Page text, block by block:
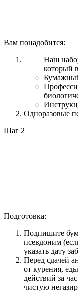
Вам понадобится:
Наш
который
Одноразовые
Шаг 2
Подготовка:
Подпишите
псевдоним
указать дату
Перед сдачей
от курения,
действий за
чистую